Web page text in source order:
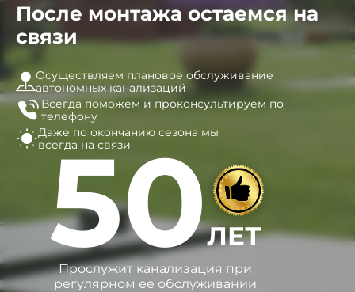
После монтажа остаемся на
связи
Осуществляем плановое обслуживание
автономных канализаций
Всегда поможем и проконсультируем по
телефону
Даже по окончанию сезона мы
всегда на связи
50ЛЕТ
Прослужит канализация при
регулярном ее обслуживании